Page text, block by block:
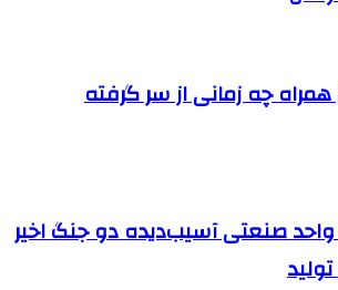
چه زمانی از سر گرفته
۴۶ واحد صنعتی آسیب‌دیده دو جنگ اخیر